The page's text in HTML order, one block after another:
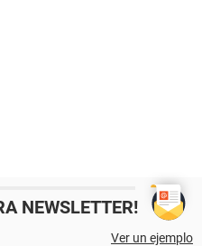
NEWSLETTER!
Ver un ejemplo